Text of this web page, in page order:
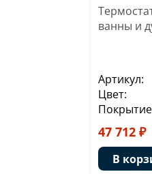
ванны и
Артикул:
Цвет:
47 712 ₽
В